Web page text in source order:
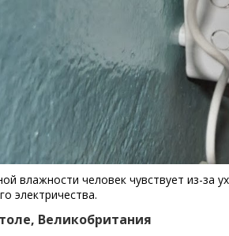
влажности человек чувствует из-
электричества.
Великобритания